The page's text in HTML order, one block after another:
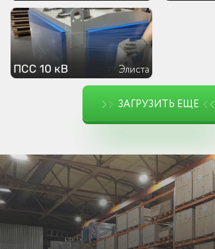
ПСС 10 кВ Элиста
ЗАГРУЗИТЬ ЕЩЕ